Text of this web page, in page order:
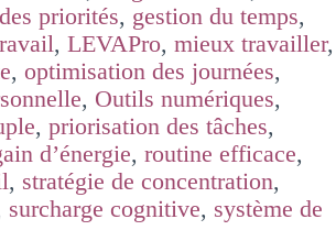
priorités, gestion du temps,
, LEVAPro, mieux travailler,
, optimisation des journées,
, Outils numériques,
, priorisation des tâches,
d’énergie, routine efficace,
, stratégie de concentration,
surcharge cognitive, système de